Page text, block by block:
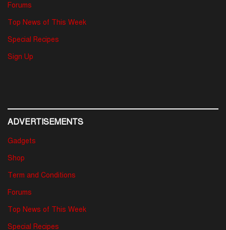
Forums
Top News of This Week
Special Recipes
Sign Up
ADVERTISEMENTS
Gadgets
Shop
Term and Conditions
Forums
Top News of This Week
Special Recipes